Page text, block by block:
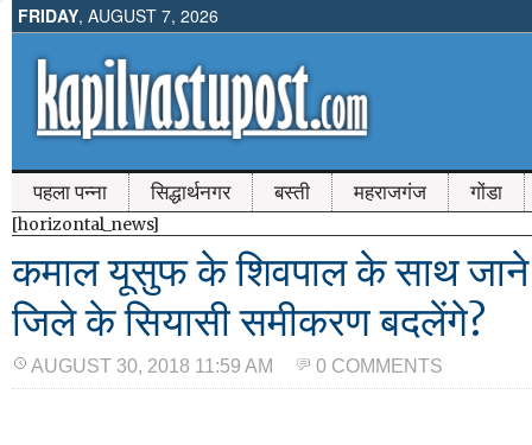
FRIDAY, AUGUST 7, 2026
पहला पन्ना सिद्धार्थनगर बस्ती महराजगंज गोंडा
[horizontal_news]
कमाल यूसुफ के शिवपाल के साथ जाने
जिले के सियासी समीकरण बदलेंगे?
AUGUST 30, 2018 11:59 AM 0 COMMENTS